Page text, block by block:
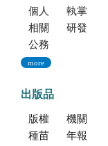
個人資料保護專區
執掌與組織
相關法規
研發成果
公務出國報告資訊網
more
出版品
版權聲明--本網站發表之所有文章，係為學術研究成果，不得引用於產品及食品之標示、宣傳及廣告。若不當引用，應自負法律責任。
機關簡介
種苗科技專訊
年報